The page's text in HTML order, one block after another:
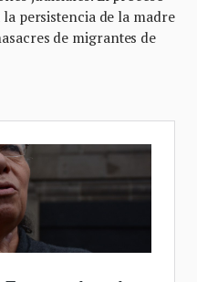
persistencia de la madre
de migrantes de